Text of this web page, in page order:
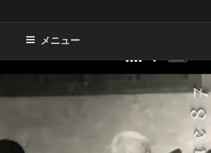
メニュー